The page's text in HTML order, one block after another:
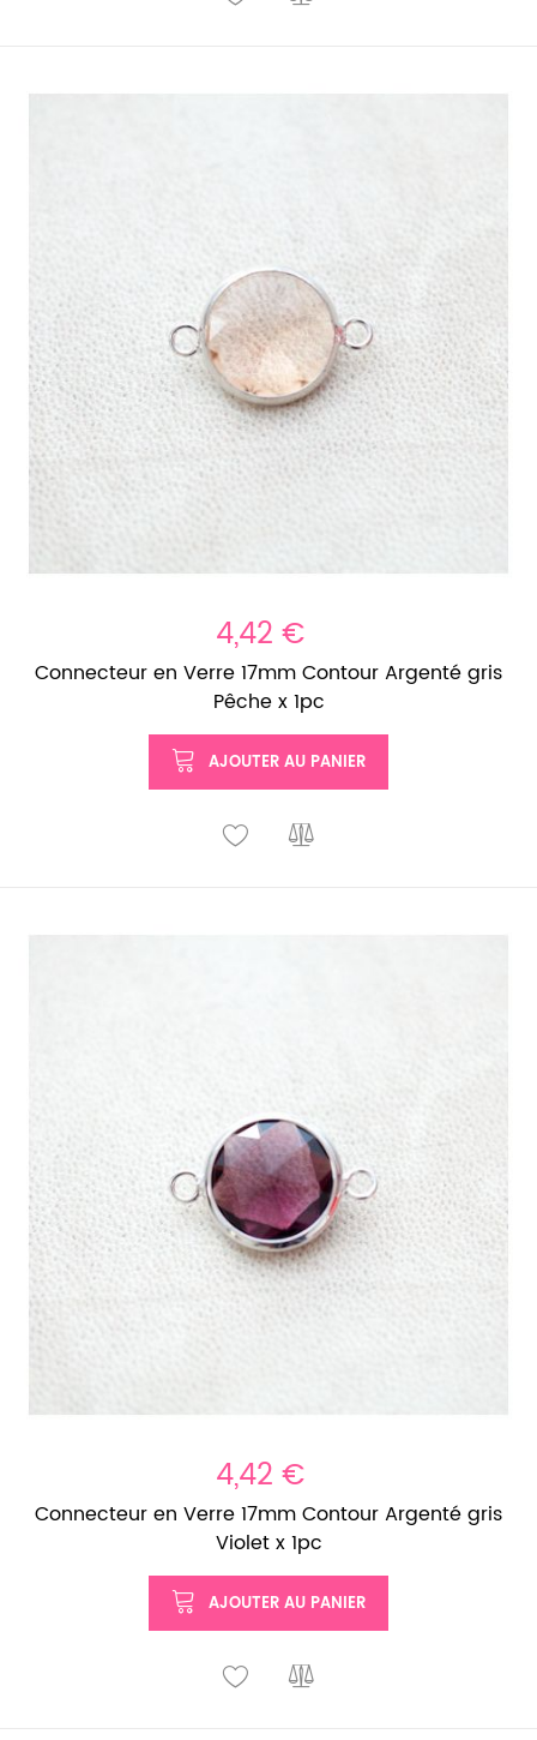
4,42 €
Connecteur en Verre 17mm Contour Argenté gris
Pêche x 1pc
AJOUTER AU PANIER
4,42 €
Connecteur en Verre 17mm Contour Argenté gris
Violet x 1pc
AJOUTER AU PANIER